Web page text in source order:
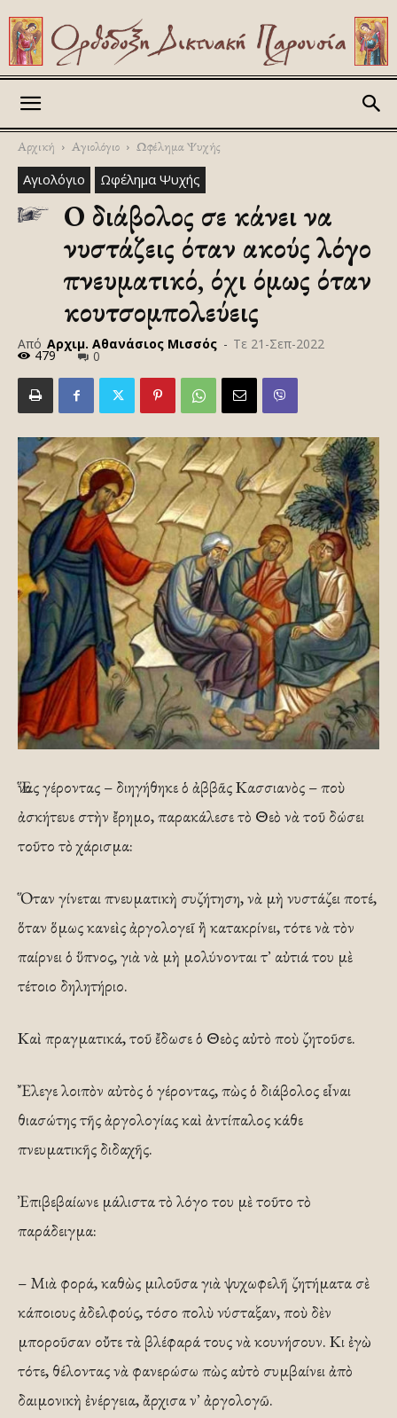
Αρχική Αγιολόγιο Ωφέλημα Ψυχής
Αγιολόγιο Ωφέλημα Ψυχής
Ο διάβολος σε κάνει να
νυστάζεις όταν ακούς λόγο
πνευματικό, όχι όμως όταν
κουτσομπολεύεις
Από Αρχιμ. Αθανάσιος Μισσός - Τε 21-Σεπ-2022
479 0
Ἕνας γέροντας – διηγήθηκε ὁ ἀββᾶς Κασσιανὸς – ποὺ
ἀσκήτευε στὴν ἔρημο, παρακάλεσε τὸ Θεὸ νὰ τοῦ δώσει
τοῦτο τὸ χάρισμα:
Ὅταν γίνεται πνευματικὴ συζήτηση, νὰ μὴ νυστάζει ποτέ,
ὅταν ὅμως κανεὶς ἀργολογεῖ ἢ κατακρίνει, τότε νὰ τὸν
παίρνει ὁ ὕπνος, γιὰ νὰ μὴ μολύνονται τ᾿ αὐτιά του μὲ
τέτοιο δηλητήριο.
Καὶ πραγματικά, τοῦ ἔδωσε ὁ Θεὸς αὐτὸ ποὺ ζητοῦσε.
Ἔλεγε λοιπὸν αὐτὸς ὁ γέροντας, πὼς ὁ διάβολος εἶναι
θιασώτης τῆς ἀργολογίας καὶ ἀντίπαλος κάθε
πνευματικῆς διδαχῆς.
Ἐπιβεβαίωνε μάλιστα τὸ λόγο του μὲ τοῦτο τὸ
παράδειγμα:
– Μιὰ φορά, καθὼς μιλοῦσα γιὰ ψυχωφελῆ ζητήματα σὲ
κάποιους ἀδελφούς, τόσο πολὺ νύσταξαν, ποὺ δὲν
μποροῦσαν οὔτε τὰ βλέφαρά τους νὰ κουνήσουν. Κι ἐγὼ
τότε, θέλοντας νὰ φανερώσω πὼς αὐτὸ συμβαίνει ἀπὸ
δαιμονικὴ ἐνέργεια, ἄρχισα ν᾿ ἀργολογῶ.